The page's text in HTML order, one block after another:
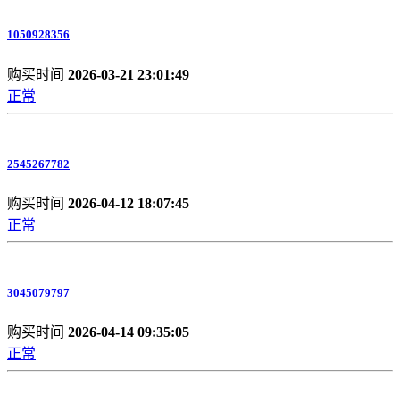
1050928356
购买时间 2026-03-21 23:01:49
正常
2545267782
购买时间 2026-04-12 18:07:45
正常
3045079797
购买时间 2026-04-14 09:35:05
正常